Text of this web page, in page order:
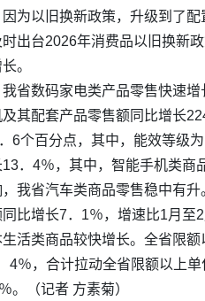
为以旧换新政策，升级到了配
出台2026年消费品以旧换新
。
省数码家电类产品零售快速
其配套产品零售额同比增长
6个百分点，其中，能效等级
．4％，其中，智能手机类商
我省汽车类商品零售稳中有
比增长7．1％，增速比1月至
活类商品较快增长。全省限
4％，合计拉动全省限额以上
。（记者 方素菊）